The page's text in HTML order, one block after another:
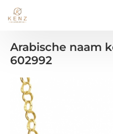
Arabische naam
602992